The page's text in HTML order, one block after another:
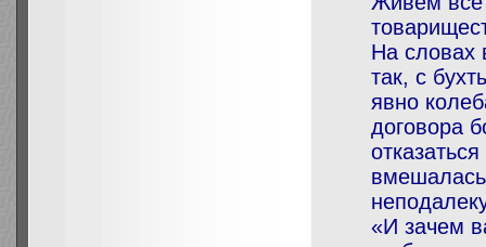
На словах
так, с
явно
договора
«И зачем